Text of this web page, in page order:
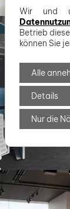
Wir und
Betrieb
können Sie
Alle
Details
Nur die